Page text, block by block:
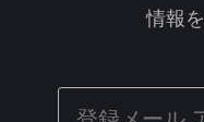
情報